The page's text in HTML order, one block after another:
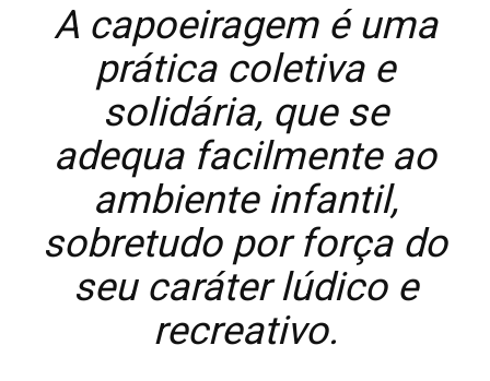
A capoeiragem é uma
prática coletiva e
solidária, que se
adequa facilmente ao
ambiente infantil,
sobretudo por força do
seu caráter lúdico e
recreativo.